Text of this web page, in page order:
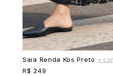
Saia Renda Kos Preto +
R$ 249